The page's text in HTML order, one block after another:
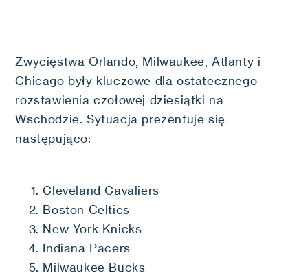
Zwycięstwa Orlando, Milwaukee, Atlanty i
Chicago były kluczowe dla ostatecznego
rozstawienia czołowej dziesiątki na
Wschodzie. Sytuacja prezentuje się
następująco:
Cleveland Cavaliers
Boston Celtics
New York Knicks
Indiana Pacers
Milwaukee Bucks